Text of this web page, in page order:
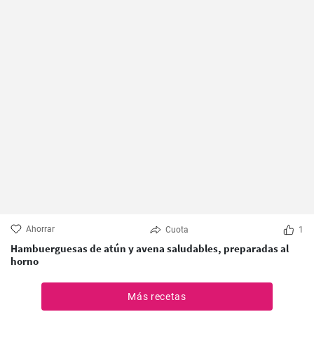
Ahorrar Cuota 1
Hambuerguesas de atún y avena saludables, preparadas al
horno
Más recetas